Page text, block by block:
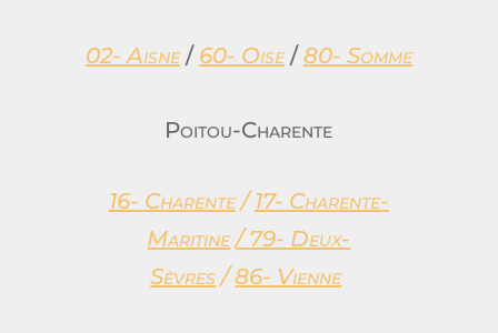
02- Aisne / 60- Oise / 80- Somme
Poitou-Charente
16- Charente/17- Charente-
Maritine / 79- Deux-
Sèvres/86- Vienne